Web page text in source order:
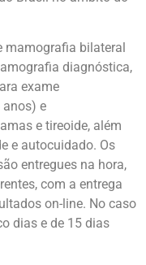
mamografia bilateral
diagnóstica,
exame
e
e tireoide, além
e autocuidado. Os
entregues na hora,
com a entrega
on-line. No caso
dias e de 15 dias